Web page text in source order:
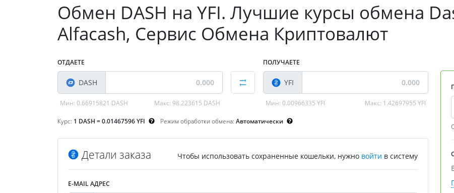
Обмен DASH на YFI. Лучшие курсы обмена
Alfacash, Сервис Обмена Криптовалют
ОТДАЕТЕ
DASH
Мин: 0.66915821 DASH Макс:98.223615 DASH
ПОЛУЧАЕТЕ
YFI
Мин: 0.00966335 YFI Макс: 1.42697955 YFI
Курс: 1 DASH = 0.01467596 YFI Режим обработки обмена: Автоматически
Детали заказа Чтобы использовать сохраненные кошельки, нужно войти в систему
E-MAIL АДРЕС